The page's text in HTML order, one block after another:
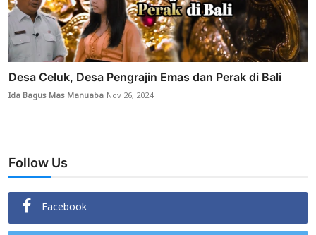
Desa Celuk, Desa Pengrajin Emas dan Perak di Bali
Ida Bagus Mas Manuaba Nov 26, 2024
Follow Us
Facebook